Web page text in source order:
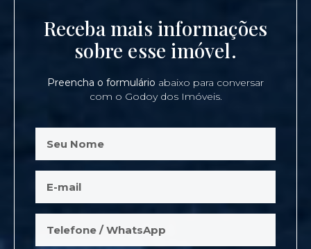
Receba mais informações
sobre esse imóvel.
Preencha o formulário abaixo para conversar
com o Godoy dos Imóveis.